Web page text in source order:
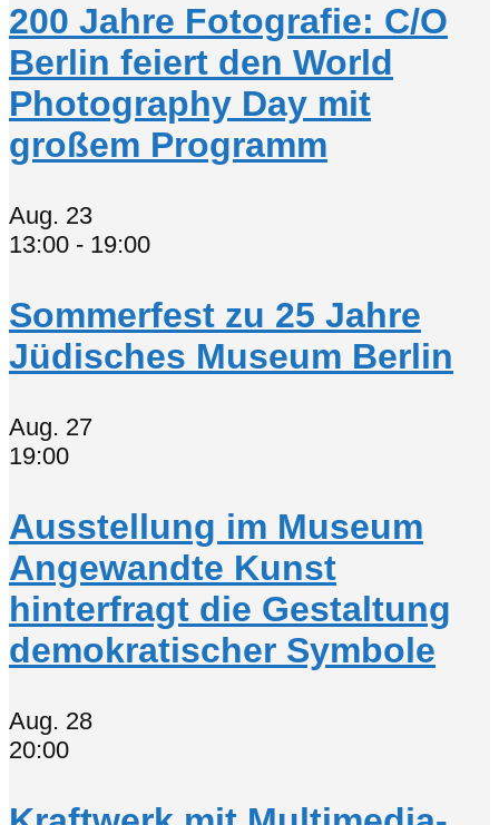
200 Jahre Fotografie: C/O
Berlin feiert den World
Photography Day mit
großem Programm
Aug. 23
13:00 - 19:00
Sommerfest zu 25 Jahre
Jüdisches Museum Berlin
Aug. 27
19:00
Ausstellung im Museum
Angewandte Kunst
hinterfragt die Gestaltung
demokratischer Symbole
Aug. 28
20:00